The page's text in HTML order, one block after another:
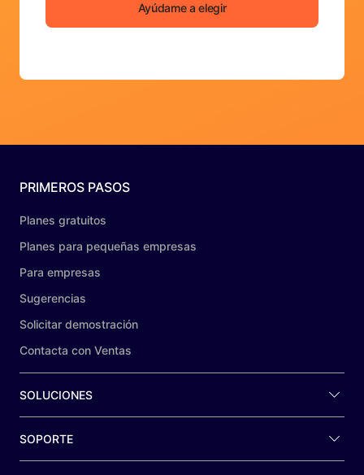
Ayúdame a elegir
PRIMEROS PASOS
Planes gratuitos
Planes para pequeñas empresas
Para empresas
Sugerencias
Solicitar demostración
Contacta con Ventas
SOLUCIONES
SOPORTE